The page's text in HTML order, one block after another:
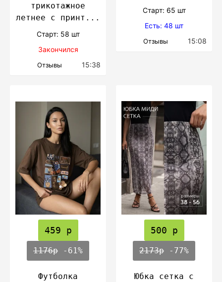
трикотажное
летнее с принт...
Cтарт: 58 шт
Закончился
Отзывы 15:38
Cтарт: 65 шт
Есть: 48 шт
Отзывы 15:08
459 р
1176р -61%
Футболка
500 р
2173р -77%
Юбка сетка с